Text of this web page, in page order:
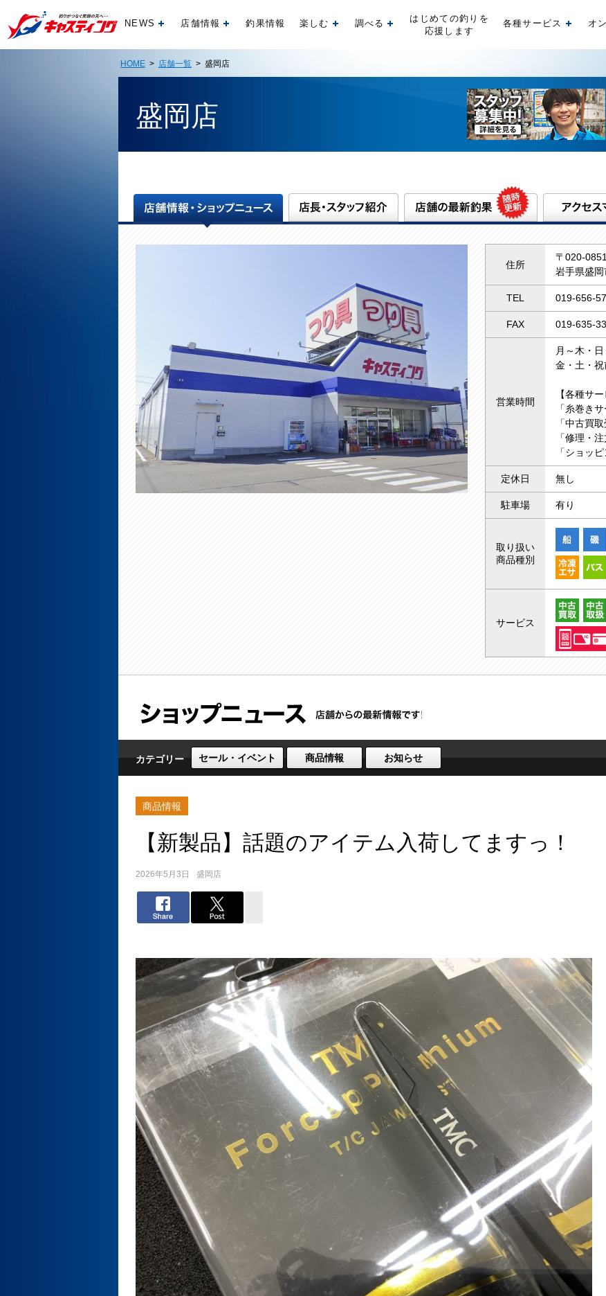
NEWS 開く店舗情報 開く釣果情報 楽しむ 開く調べる 開く
はじめての釣りを
応援します
各種サービス 開くオ
HOME > 店舗一覧 > 盛岡店
盛岡店
住所
〒020-0851
岩手県盛
TEL 019-656-
FAX 019-635-
営業時間
月～木・
金・土・
【各種サ
「糸巻き
「中古買
「修理・
「ショッ
定休日 無し
駐車場 有り
取り扱い
商品種別
サービス
カテゴリー セール・イベント 商品情報 お知らせ
商品情報
【新製品】話題のアイテム入荷してますっ！
2026年5月3日 盛岡店